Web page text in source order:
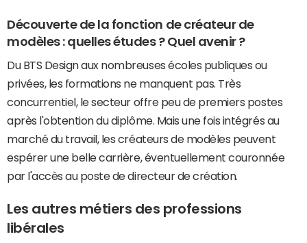
Découverte de la fonction de créateur de
modèles : quelles études ? Quel avenir ?
Du BTS Design aux nombreuses écoles publiques ou
privées, les formations ne manquent pas. Très
concurrentiel, le secteur offre peu de premiers postes
après l'obtention du diplôme. Mais une fois intégrés au
marché du travail, les créateurs de modèles peuvent
espérer une belle carrière, éventuellement couronnée
par l'accès au poste de directeur de création.
Les autres métiers des professions
libérales